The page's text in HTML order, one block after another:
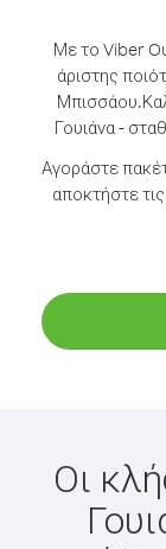
Με το Viber
άριστης
Μπισσάου.
Γουιάνα -
Αγοράστε
αποκτήστε
Οι